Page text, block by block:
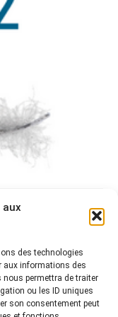
aux
des technologies
aux informations des
nous permettra de traiter
ou les ID uniques
son consentement peut
Pour
le